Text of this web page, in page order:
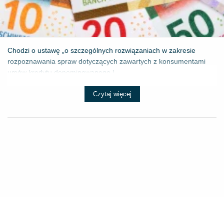
Chodzi o ustawę „o szczególnych rozwiązaniach w zakresie
rozpoznawania spraw dotyczących zawartych z konsumentami
umów kredytu denominowanego l...
Czytaj więcej